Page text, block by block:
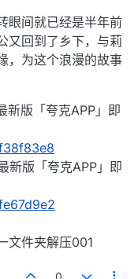
眼间就已经是半年前
又回到了乡下，与莉
，为这个浪漫的故事
新版「夸克APP」即
新版「夸克APP」即
文件夹解压001